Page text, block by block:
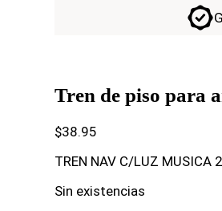
Tren de piso para
$38.95
TREN NAV C/LUZ MUSICA
Sin existencias